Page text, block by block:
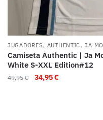
JUGADORES, AUTHENTIC,JA
Camiseta Authentic | Ja
White S-XXL Edition#12
49,95€ 34,95€